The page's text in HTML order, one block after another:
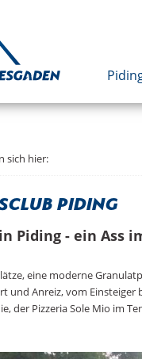
sich hier:
Piding
Piding - ein Ass
eine moderne
und Anreiz, vom Einsteiger
der Pizzeria Sole Mio im